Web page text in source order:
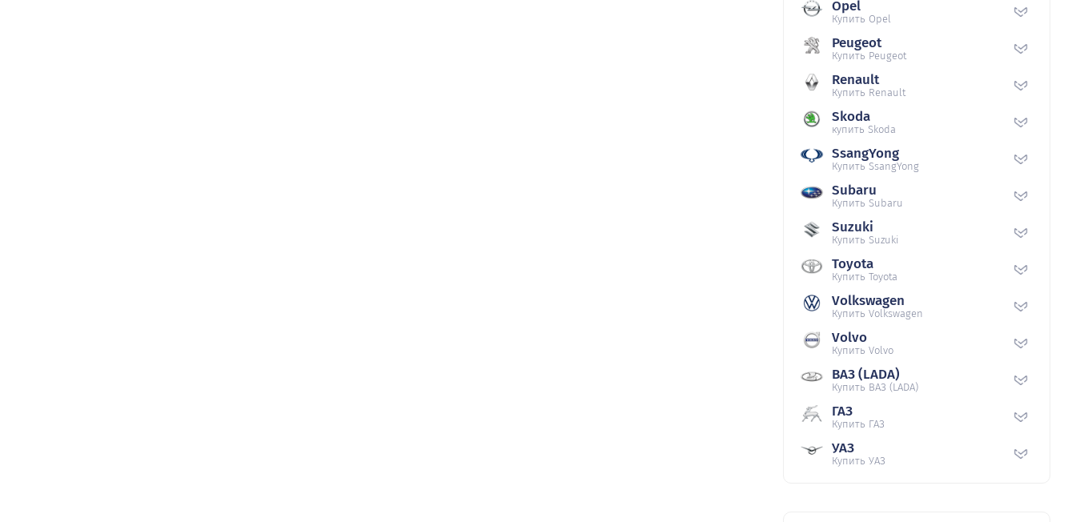
Opel
Купить Opel
Peugeot
Купить Peugeot
Renault
Купить Renault
Skoda
купить Skoda
SsangYong
Купить SsangYong
Subaru
Купить Subaru
Suzuki
Купить Suzuki
Toyota
Купить Toyota
Volkswagen
Купить Volkswagen
Volvo
Купить Volvo
ВАЗ (LADA)
Купить ВАЗ (LADA)
ГАЗ
Купить ГАЗ
УАЗ
Купить УАЗ